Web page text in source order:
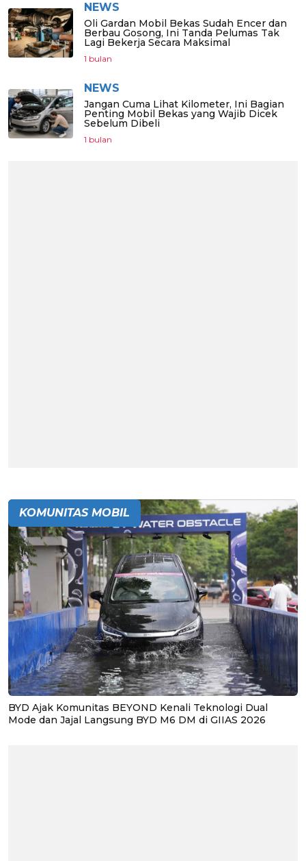
NEWS
Oli Gardan Mobil Bekas Sudah Encer dan
Berbau Gosong, Ini Tanda Pelumas Tak
Lagi Bekerja Secara Maksimal
1 bulan
NEWS
Jangan Cuma Lihat Kilometer, Ini Bagian
Penting Mobil Bekas yang Wajib Dicek
Sebelum Dibeli
1 bulan
KOMUNITAS MOBIL
BYD Ajak Komunitas BEYOND Kenali Teknologi Dual
Mode dan Jajal Langsung BYD M6 DM di GIIAS 2026